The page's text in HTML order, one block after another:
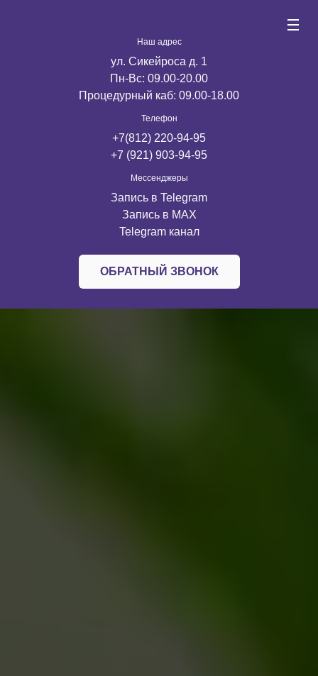
Наш адрес
ул. Сикейроса д. 1
Пн-Вс: 09.00-20.00
Процедурный каб: 09.00-18.00
Телефон
+7(812) 220-94-95
+7 (921) 903-94-95
Мессенджеры
Запись в Telegram
Запись в MАX
Telegram канал
ОБРАТНЫЙ ЗВОНОК